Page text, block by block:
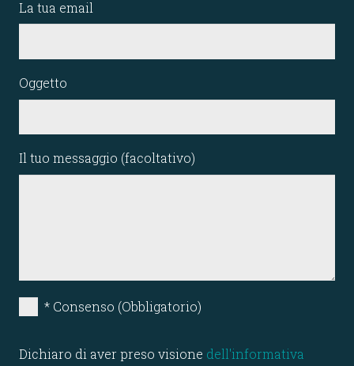
La tua email
Oggetto
Il tuo messaggio (facoltativo)
* Consenso (Obbligatorio)
Dichiaro di aver preso visione dell'informativa